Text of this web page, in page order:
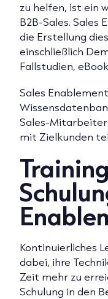
zu helfen, ist ein
B2B-Sales. Sales
die Erstellung
einschließlich
Fallstudien,
Sales
Sales-
mit Zielkunden
Kontinuierliches
dabei, ihre
Zeit mehr zu
Schulung in den